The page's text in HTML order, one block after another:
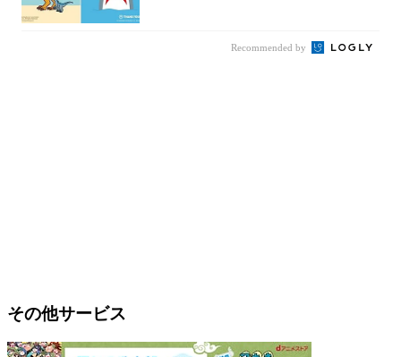
Recommended by
その他サービス